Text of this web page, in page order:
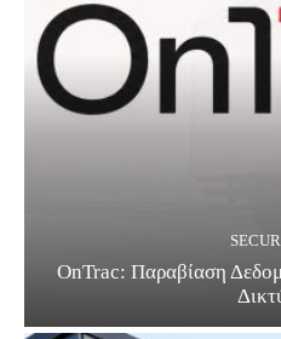
OnTrac: Παραβίαση